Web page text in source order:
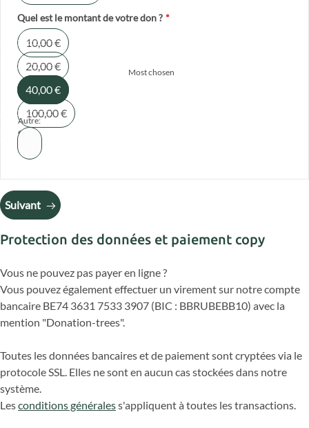
Quel est le montant de votre don ? *
10,00 €
20,00 €
Most chosen
40,00 €
100,00 €
Autre:
€
Suivant
Protection des données et paiement copy
Vous ne pouvez pas payer en ligne ?
Vous pouvez également effectuer un virement sur notre compte
bancaire BE74 3631 7533 3907 (BIC : BBRUBEBB10) avec la
mention "Donation-trees".
Toutes les données bancaires et de paiement sont cryptées via le
protocole SSL. Elles ne sont en aucun cas stockées dans notre
système.
Lesconditions généraless'appliquent à toutes les transactions.